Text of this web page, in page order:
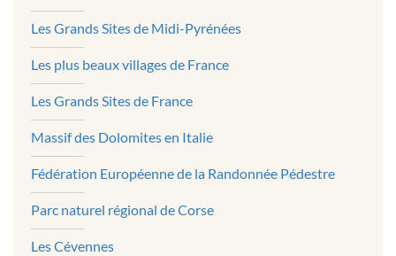
Les Grands Sites de Midi-Pyrénées
Les plus beaux villages de France
Les Grands Sites de France
Massif des Dolomites en Italie
Fédération Européenne de la Randonnée Pédestre
Parc naturel régional de Corse
Les Cévennes